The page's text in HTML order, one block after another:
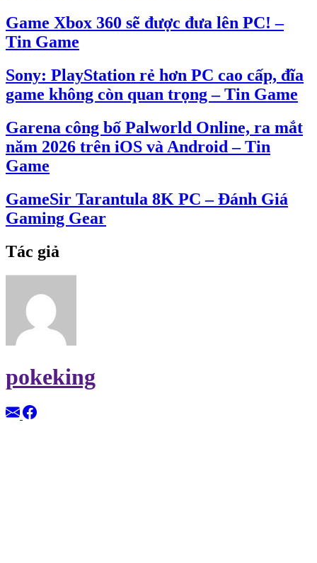
Game Xbox 360 sẽ được đưa lên PC! –
Tin Game
Sony: PlayStation rẻ hơn PC cao cấp, đĩa
game không còn quan trọng – Tin Game
Garena công bố Palworld Online, ra mắt
năm 2026 trên iOS và Android – Tin
Game
GameSir Tarantula 8K PC – Đánh Giá
Gaming Gear
Tác giả
pokeking